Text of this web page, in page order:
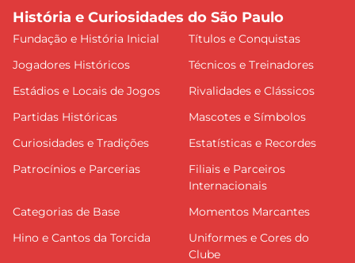
História e Curiosidades do São Paulo
Fundação e História Inicial
Títulos e Conquistas
Jogadores Históricos
Técnicos e Treinadores
Estádios e Locais de Jogos
Rivalidades e Clássicos
Partidas Históricas
Mascotes e Símbolos
Curiosidades e Tradições
Estatísticas e Recordes
Patrocínios e Parcerias
Filiais e Parceiros
Internacionais
Categorias de Base
Momentos Marcantes
Hino e Cantos da Torcida
Uniformes e Cores do
Clube